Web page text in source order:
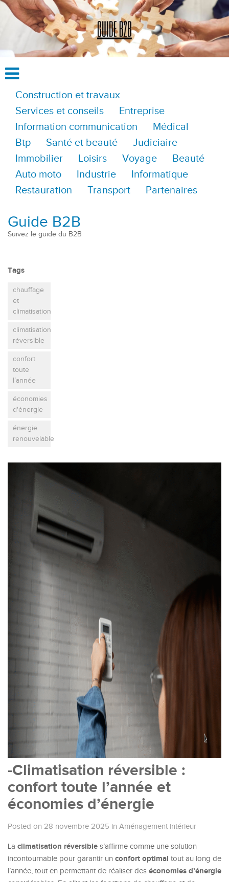
Construction et travaux
Services et conseils
Entreprise
Information communication
Médical
Btp
Santé et beauté
Judiciaire
Immobilier
Loisirs Voyage
Beauté
Auto moto
Industrie
Informatique
Restauration
Transport Partenaires
Guide B2B
Suivez le guide du B2B
Tags
chauffage
et
climatisation
climatisation
réversible
confort
toute
l’année
économies
d'énergie
énergie
renouvelable
-Climatisation réversible :
confort toute l’année et
économies d’énergie
Posted on 28 novembre 2025 in Aménagement intérieur
La climatisation réversible s’affirme comme une solution
incontournable pour garantir un confort optimal tout au long de
l’année, tout en permettant de réaliser des économies d’énergie